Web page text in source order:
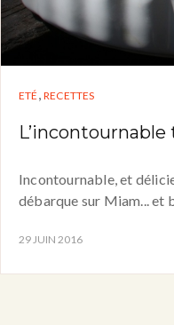
ETÉ ,RECETTES
Incontournable, et
débarque sur Miam... et
29 JUIN 2016